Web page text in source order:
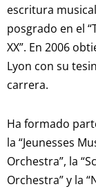
escritura
posgrado en el
XX”. En 2006
Lyon con su
carrera.
Ha formado
la “Jeunesses
Orchestra”, la
Orchestra” y la